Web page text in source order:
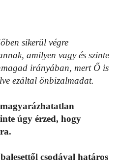
sikerül végre
amilyen vagy és szinte
irányában, mert Ő is
ezáltal önbizalmadat.
úgy érzed, hogy
csodával határos